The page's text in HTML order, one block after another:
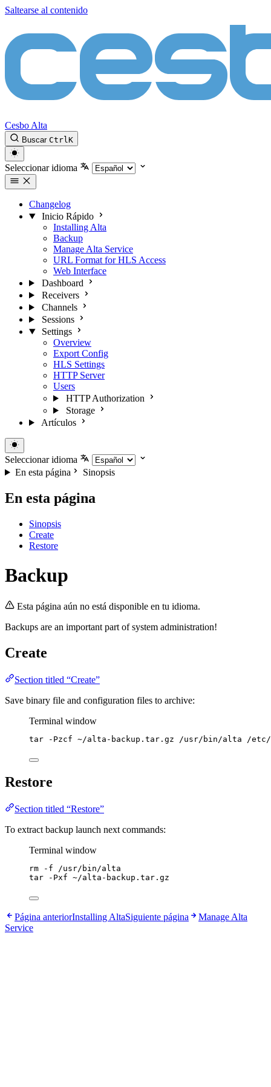
Saltearse al contenido
Cesbo Alta
Buscar CtrlK
Seleccionar idioma
Changelog
Inicio Rápido
Installing Alta
Backup
Manage Alta Service
URL Format for HLS Access
Web Interface
Dashboard
Receivers
Channels
Sessions
Settings
Overview
Export Config
HLS Settings
HTTP Server
Users
HTTP Authorization
Storage
Artículos
Seleccionar idioma
En esta página
Sinopsis
En esta página
Sinopsis
Create
Restore
Backup
Esta página aún no está disponible en tu idioma.
Backups are an important part of system administration!
Create
Section titled “Create”
Save binary file and configuration files to archive:
Terminal window
tar -Pzcf ~/alta-backup.tar.gz /usr/bin/alta /
Restore
Section titled “Restore”
To extract backup launch next commands:
Terminal window
rm -f
/usr/bin/alta
tar
-Pxf ~/alta-backup.tar.gz
Página anteriorInstalling AltaSiguiente página
Manage Alta
Service